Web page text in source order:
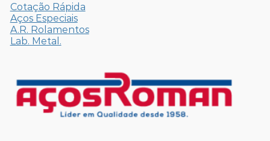
Cotação Rápida
Aços Especiais
A.R. Rolamentos
Lab. Metal.